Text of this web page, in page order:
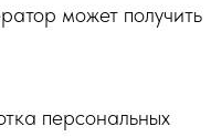
может получить
персональных